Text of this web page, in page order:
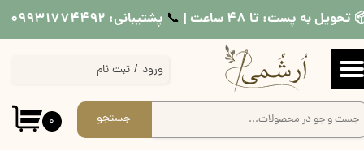
تحویل به پست: تا ۴۸ ساعت | 📞​​​​​​​ پشتیبانی: ۰۹۹۳۱۷۷۴۴۹۲
۰ جستجو
ورود / ثبت نام
حساب کاربری من
تغییر گذر واژه
سفارشات